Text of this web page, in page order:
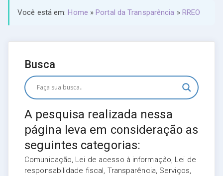
Você está em:Home »Portal da Transparência » RREO
Busca
A pesquisa realizada nessa
página leva em consideração as
seguintes categorias:
Comunicação, Lei de acesso à informação, Lei de
responsabilidade fiscal, Transparência, Serviços,